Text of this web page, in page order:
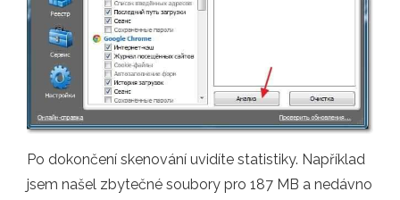
Po dokončení skenování uvidíte statistiky. Například
jsem našel zbytečné soubory pro 187 MB a nedávno